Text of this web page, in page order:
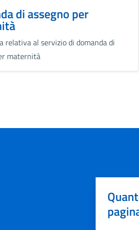
di assegno per
relativa al servizio di domanda di
maternità